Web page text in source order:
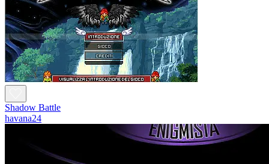
Shadow Battle
havana24